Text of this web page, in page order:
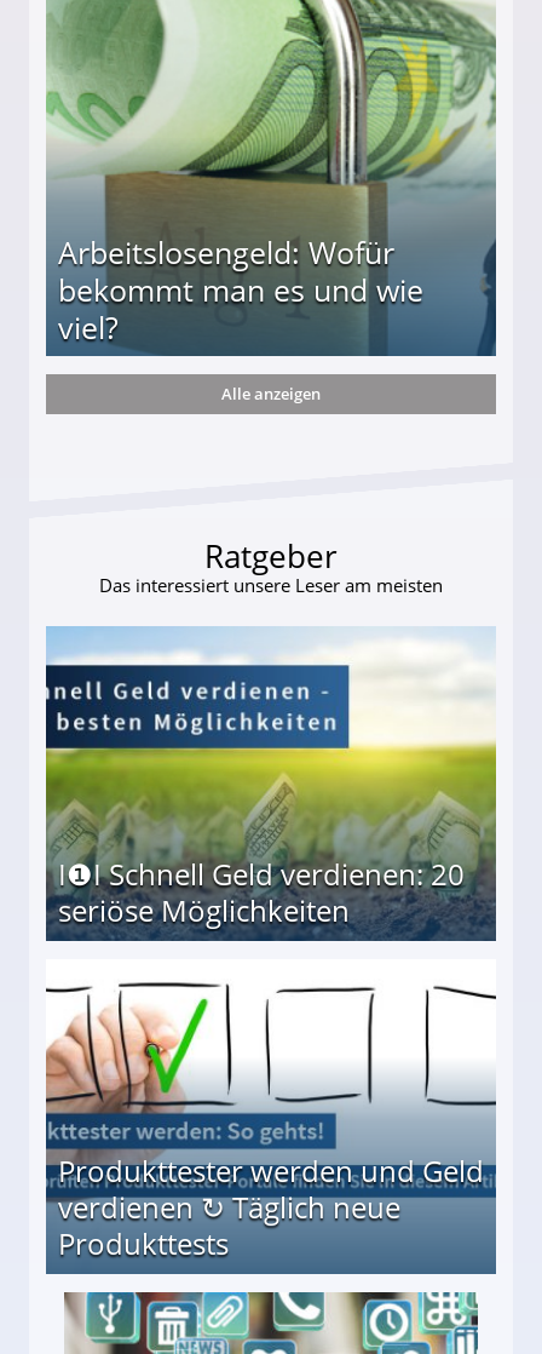
Arbeitslosengeld: Wofür
bekommt man es und wie
viel?
und wie viel?
Alle anzeigen
Ratgeber
Das interessiert unsere Leser am meisten
I❶I Schnell Geld verdienen: 20
seriöse Möglichkeiten
Produkttester werden und Geld
verdienen ↻ Täglich neue
Produkttests
↻ Täglich neue Produkttests